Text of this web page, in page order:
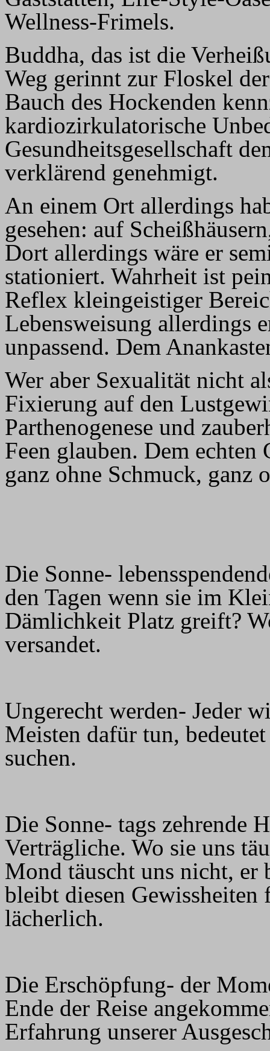
Wellness-Frimels.
Buddha, das ist die
Weg gerinnt zur Floskel
Bauch des Hockenden
kardiozirkulatorische
Gesundheitsgesellschaft
verklärend genehmigt.
An einem Ort allerdings
gesehen: auf
Dort allerdings wäre er
stationiert. Wahrheit ist
Reflex kleingeistiger
Lebensweisung allerdings
unpassend. Dem
Wer aber Sexualität nicht
Fixierung auf den
Parthenogenese und
Feen glauben. Dem
ganz ohne Schmuck, ganz
Die Sonne-
den Tagen wenn sie im
Dämlichkeit Platz greift?
versandet.
Ungerecht werden- Jeder
Meisten dafür tun,
suchen.
Die Sonne- tags zehrende
Verträgliche. Wo sie uns
Mond täuscht uns nicht,
bleibt diesen
lächerlich.
Die Erschöpfung- der
Ende der Reise
Erfahrung unserer